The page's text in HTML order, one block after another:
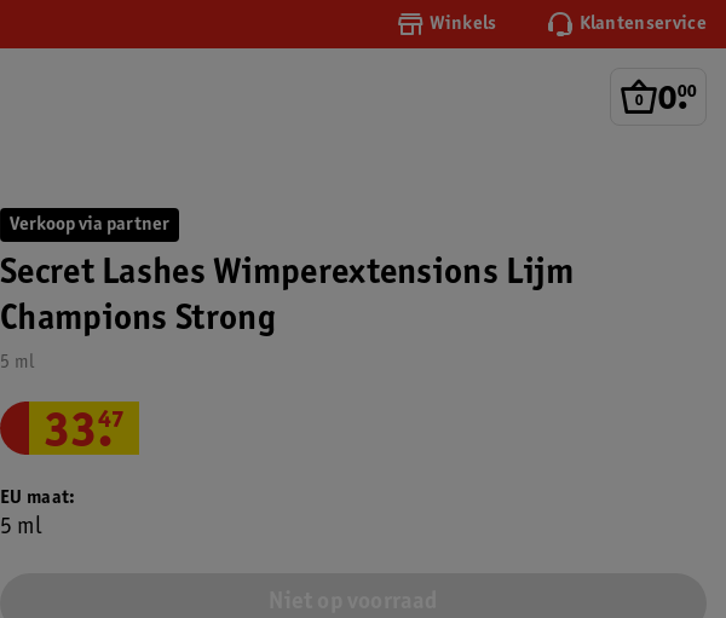
Winkels Klantenservice
0.
00
Verkoop via partner
Secret Lashes Wimperextensions Lijm
Champions Strong
5 ml
33.
47
EU maat
5 ml